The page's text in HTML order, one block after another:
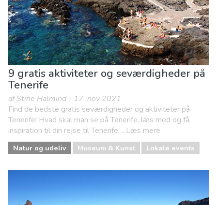
9 gratis aktiviteter og seværdigheder på
Tenerife
af Stine Halmind - 17. nov 2021
Find de bedste gratis seværdigheder og aktiviteter på
Tenerife! Hvad skal man se på Tenerife, læs med og få
inspiration til din rejse til Tenerife. ...Læs mere
Natur og udeliv Museum & Kunst Lokale events